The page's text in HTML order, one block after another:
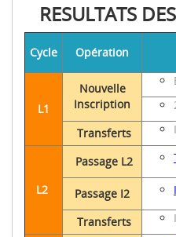
RESULTATS
Cycle Opération
L1
Nouvelle
Inscription
Transferts
L2
Passage L2
Passage I2
Transferts